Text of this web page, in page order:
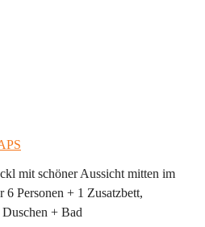
mit schöner Aussicht mitten im
Personen + 1 Zusatzbett,
+ Bad